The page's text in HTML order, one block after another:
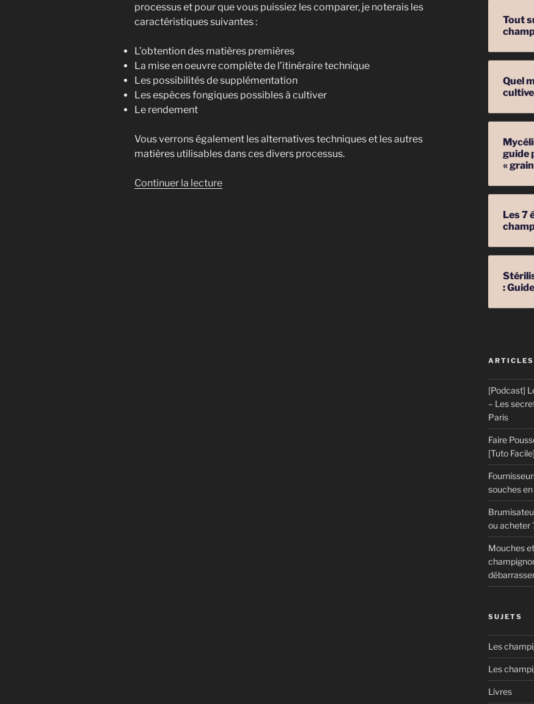
processus et pour que vous puissiez les comparer, je noterais les
caractéristiques suivantes :
L’obtention des matières premières
La mise en oeuvre complète de l’itinéraire technique
Les possibilités de supplémentation
Les espèces fongiques possibles à cultiver
Le rendement
Vous verrons également les alternatives techniques et les autres
matières utilisables dans ces divers processus.
Continuer la lecturede
Tout
Quel
guide
«
Les 7
:
ARTICLES
[Podcast]
– Les
Paris
Faire
[Tuto Facile]
souches en
ou acheter
Mouches
SUJETS
Les
Les
Livres